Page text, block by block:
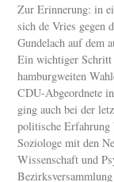
Zur Erinnerung: in
sich de Vries gegen
Gundelach auf dem
Ein wichtiger Schritt
hamburgweiten
CDU-Abgeordnete
ging auch bei der
politische
Soziologe mit den
Wissenschaft und